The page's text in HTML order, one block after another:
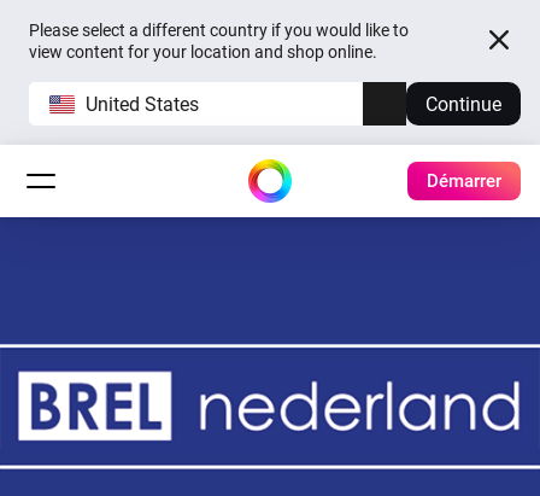
Please select a different country if you would like to
view content for your location and shop online.
United States Continue
Démarrer